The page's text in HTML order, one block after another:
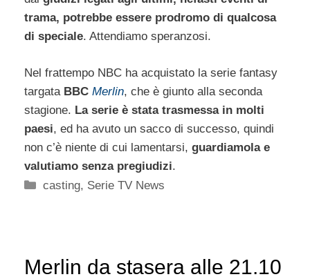
trama, potrebbe essere prodromo di qualcosa
di speciale. Attendiamo speranzosi.
Nel frattempo NBC ha acquistato la serie fantasy
targata BBC Merlin, che è giunto alla seconda
stagione. La serie è stata trasmessa in molti
paesi, ed ha avuto un sacco di successo, quindi
non c’è niente di cui lamentarsi, guardiamola e
valutiamo senza pregiudizi.
Categorie
casting, Serie TV News
Merlin da stasera alle 21.10